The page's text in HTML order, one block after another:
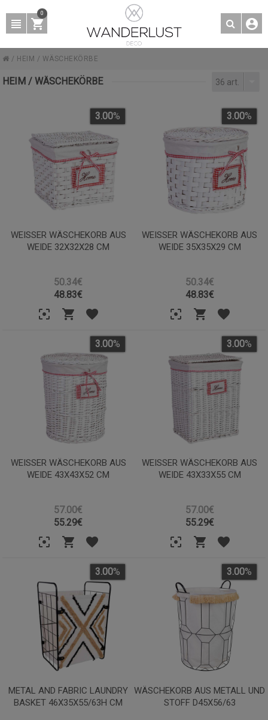
0
/ HEIM / WÄSCHEKÖRBE
HEIM / WÄSCHEKÖRBE 36 art.
WEISSER WÄSCHEKORB AUS W
EIDE 32X32X28 CM
50.34€
3.00%
48.83€
WEISSER WÄSCHEKORB AUS W
EIDE 35X35X29 CM
50.34€
3.00%
48.83€
WEISSER WÄSCHEKORB AUS W
EIDE 43X43X52 CM
57.00€
3.00%
55.29€
WEISSER WÄSCHEKORB AUS W
EIDE 43X33X55 CM
57.00€
3.00%
55.29€
METAL AND FABRIC LAUNDRY
BASKET 46X35X55/63H CM
3.00%
WÄSCHEKORB AUS METALL UND
STOFF D45X56/63
3.00%